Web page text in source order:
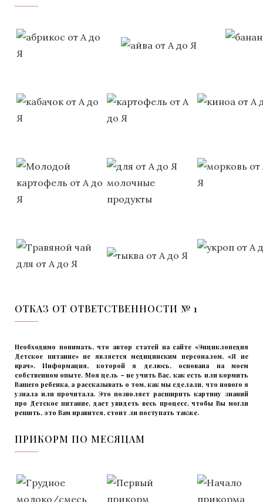
ОТКАЗ ОТ ОТВЕТСТВЕННОСТИ № 1
Необходимо понимать, что автор статей на сайте «Энциклопедия
Детское питание» не является медицинским персоналом, «Я не
врач». Информация, которой я делюсь, основана на моем
собственном опыте. Моя цель – не учить Вас, как есть или кормить
Вашего ребенка, а рассказывать о том, как мы сделали, что нового я
узнала или прочитала. Это позволяет расширить картину знаний
про Детское питание, дает увидеть весь процесс, чтобы Вы могли
решить, это Вам нравится, стоит ли поступать также.
ПРИКОРМ ПО МЕСЯЦАМ